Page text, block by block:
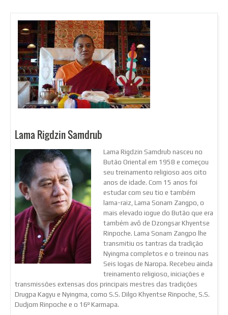
Lama Rigdzin Samdrub
Lama Rigdzin Samdrub nasceu no
Butão Oriental em 1958 e começou
seu treinamento religioso aos oito
anos de idade. Com 15 anos foi
estudar com seu tio e também
lama-raiz, Lama Sonam Zangpo, o
mais elevado iogue do Butão que era
também avô de Dzongsar Khyentse
Rinpoche. Lama Sonam Zangpo lhe
transmitiu os tantras da tradição
Nyingma completos e o treinou nas
Seis Iogas de Naropa. Recebeu ainda
treinamento religioso, iniciações e
transmissões extensas dos principais mestres das tradições
Drugpa Kagyu e Nyingma, como S.S. Dilgo Khyentse Rinpoche, S.S.
Dudjom Rinpoche e o 16º Karmapa.